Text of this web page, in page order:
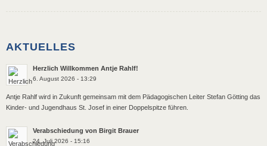
AKTUELLES
Herzlich Willkommen Antje Rahlf!
6. August 2026 - 13:29
Antje Rahlf wird in Zukunft gemeinsam mit dem Pädagogischen Leiter Stefan Götting das
Kinder- und Jugendhaus St. Josef in einer Doppelspitze führen.
Verabschiedung von Birgit Brauer
24. Juli 2026 - 15:16